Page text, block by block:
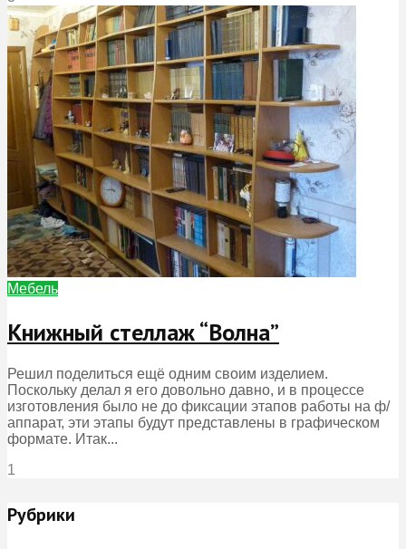
Мебель
Книжный стеллаж “Волна”
Решил поделиться ещё одним своим изделием.
Поскольку делал я его довольно давно, и в процессе
изготовления было не до фиксации этапов работы на ф/
аппарат, эти этапы будут представлены в графическом
формате. Итак...
1
Рубрики